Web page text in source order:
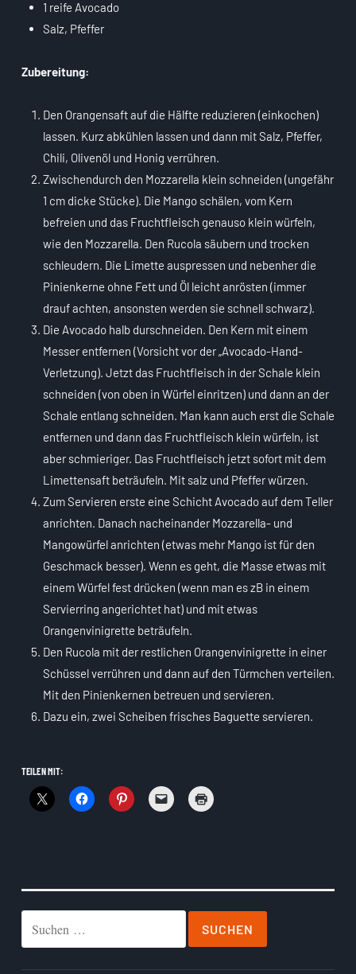
1 reife Avocado
Salz, Pfeffer
Zubereitung:
Den Orangensaft auf die Hälfte reduzieren (einkochen)
lassen. Kurz abkühlen lassen und dann mit Salz, Pfeffer,
Chili, Olivenöl und Honig verrühren.
Zwischendurch den Mozzarella klein schneiden (ungefähr
1 cm dicke Stücke). Die Mango schälen, vom Kern
befreien und das Fruchtfleisch genauso klein würfeln,
wie den Mozzarella. Den Rucola säubern und trocken
schleudern. Die Limette auspressen und nebenher die
Pinienkerne ohne Fett und Öl leicht anrösten (immer
drauf achten, ansonsten werden sie schnell schwarz).
Die Avocado halb durschneiden. Den Kern mit einem
Messer entfernen (Vorsicht vor der „Avocado-Hand-
Verletzung). Jetzt das Fruchtfleisch in der Schale klein
schneiden (von oben in Würfel einritzen) und dann an der
Schale entlang schneiden. Man kann auch erst die Schale
entfernen und dann das Fruchtfleisch klein würfeln, ist
aber schmieriger. Das Fruchtfleisch jetzt sofort mit dem
Limettensaft beträufeln. Mit salz und Pfeffer würzen.
Zum Servieren erste eine Schicht Avocado auf dem Teller
anrichten. Danach nacheinander Mozzarella- und
Mangowürfel anrichten (etwas mehr Mango ist für den
Geschmack besser). Wenn es geht, die Masse etwas mit
einem Würfel fest drücken (wenn man es zB in einem
Servierring angerichtet hat) und mit etwas
Orangenvinigrette beträufeln.
Den Rucola mit der restlichen Orangenvinigrette in einer
Schüssel verrühren und dann auf den Türmchen verteilen.
Mit den Pinienkernen betreuen und servieren.
Dazu ein, zwei Scheiben frisches Baguette servieren.
TEILEN MIT:
Suchen
nach: